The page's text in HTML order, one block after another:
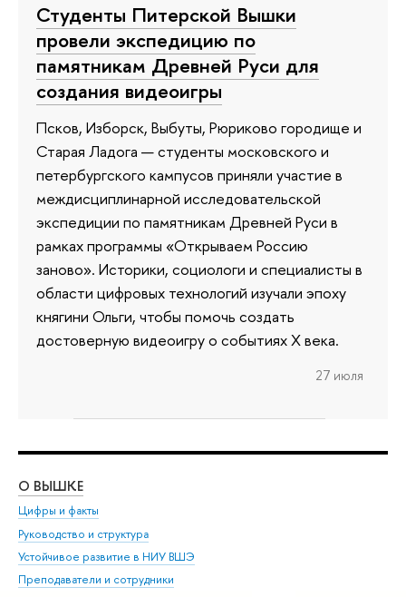
Студенты Питерской Вышки
провели экспедицию по
памятникам Древней Руси для
создания видеоигры
Псков, Изборск, Выбуты, Рюриково городище и
Старая Ладога — студенты московского и
петербургского кампусов приняли участие в
междисциплинарной исследовательской
экспедиции по памятникам Древней Руси в
рамках программы «Открываем Россию
заново». Историки, социологи и специалисты в
области цифровых технологий изучали эпоху
княгини Ольги, чтобы помочь создать
достоверную видеоигру о событиях X века.
27 июля
О ВЫШКЕ
Цифры и факты
Руководство и структура
Устойчивое развитие в НИУ ВШЭ
Преподаватели и сотрудники